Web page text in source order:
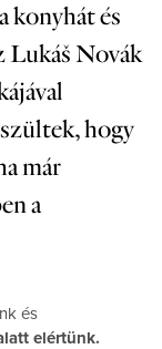
konyhát és
Lukáš Novák
hogy
már
a
és
elértünk.